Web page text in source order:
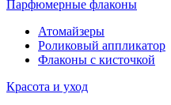
Парфюмерные флаконы
Атомайзеры
Роликовый аппликатор
Флаконы с кисточкой
Красота и уход